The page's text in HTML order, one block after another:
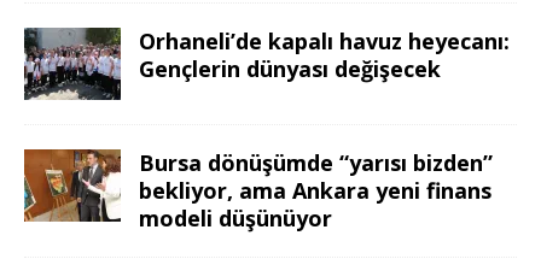
Orhaneli’de kapalı havuz heyecanı:
Gençlerin dünyası değişecek
Bursa dönüşümde “yarısı bizden”
bekliyor, ama Ankara yeni finans
modeli düşünüyor